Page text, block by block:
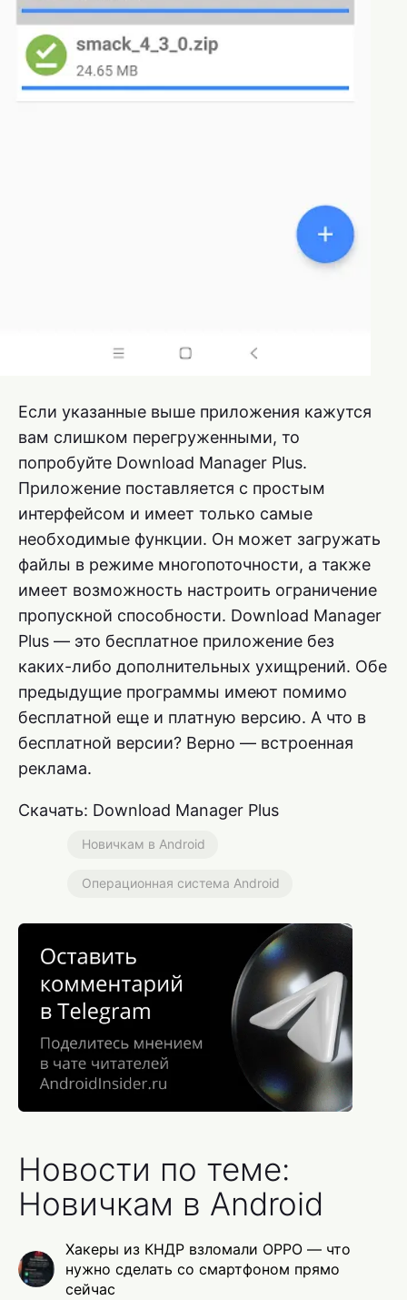
Если указанные выше приложения кажутся
вам слишком перегруженными, то
попробуйте Download Manager Plus.
Приложение поставляется с простым
интерфейсом и имеет только самые
необходимые функции. Он может загружать
файлы в режиме многопоточности, а также
имеет возможность настроить ограничение
пропускной способности. Download Manager
Plus — это бесплатное приложение без
каких-либо дополнительных ухищрений. Обе
предыдущие программы имеют помимо
бесплатной еще и платную версию. А что в
бесплатной версии? Верно — встроенная
реклама.
Скачать: Download Manager Plus
Новичкам в Android
Операционная система Android
Новости по теме:
Новичкам в Android
Хакеры из КНДР взломали OPPO — что
нужно сделать со смартфоном прямо
сейчас